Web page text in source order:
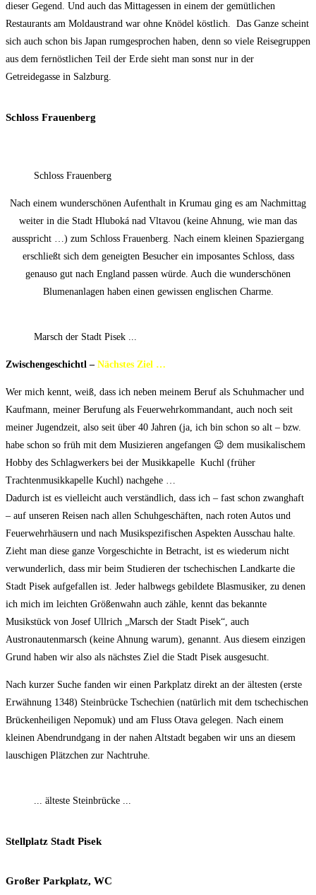
dieser Gegend. Und auch das Mittagessen in einem der gemütlichen
Restaurants am Moldaustrand war ohne Knödel köstlich. Das Ganze scheint
sich auch schon bis Japan rumgesprochen haben, denn so viele Reisegruppen
aus dem fernöstlichen Teil der Erde sieht man sonst nur in der
Getreidegasse in Salzburg.
Schloss Frauenberg
Schloss Frauenberg
Nach einem wunderschönen Aufenthalt in Krumau ging es am Nachmittag
weiter in die Stadt Hluboká nad Vltavou (keine Ahnung, wie man das
ausspricht …) zum Schloss Frauenberg. Nach einem kleinen Spaziergang
erschließt sich dem geneigten Besucher ein imposantes Schloss, dass
genauso gut nach England passen würde. Auch die wunderschönen
Blumenanlagen haben einen gewissen englischen Charme.
Marsch der Stadt Pisek ...
Zwischengeschichtl – Nächstes Ziel …
Wer mich kennt, weiß, dass ich neben meinem Beruf als Schuhmacher und
Kaufmann, meiner Berufung als Feuerwehrkommandant, auch noch seit
meiner Jugendzeit, also seit über 40 Jahren (ja, ich bin schon so alt – bzw.
habe schon so früh mit dem Musizieren angefangen 😉 dem musikalischem
Hobby des Schlagwerkers bei der Musikkapelle Kuchl (früher
Trachtenmusikkapelle Kuchl) nachgehe …
Dadurch ist es vielleicht auch verständlich, dass ich – fast schon zwanghaft
– auf unseren Reisen nach allen Schuhgeschäften, nach roten Autos und
Feuerwehrhäusern und nach Musikspezifischen Aspekten Ausschau halte.
Zieht man diese ganze Vorgeschichte in Betracht, ist es wiederum nicht
verwunderlich, dass mir beim Studieren der tschechischen Landkarte die
Stadt Pisek aufgefallen ist. Jeder halbwegs gebildete Blasmusiker, zu denen
ich mich im leichten Größenwahn auch zähle, kennt das bekannte
Musikstück von Josef Ullrich „Marsch der Stadt Pisek“, auch
Austronautenmarsch (keine Ahnung warum), genannt. Aus diesem einzigen
Grund haben wir also als nächstes Ziel die Stadt Pisek ausgesucht.
Nach kurzer Suche fanden wir einen Parkplatz direkt an der ältesten (erste
Erwähnung 1348) Steinbrücke Tschechien (natürlich mit dem tschechischen
Brückenheiligen Nepomuk) und am Fluss Otava gelegen. Nach einem
kleinen Abendrundgang in der nahen Altstadt begaben wir uns an diesem
lauschigen Plätzchen zur Nachtruhe.
... älteste Steinbrücke ...
Stellplatz Stadt Pisek
Großer Parkplatz, WC